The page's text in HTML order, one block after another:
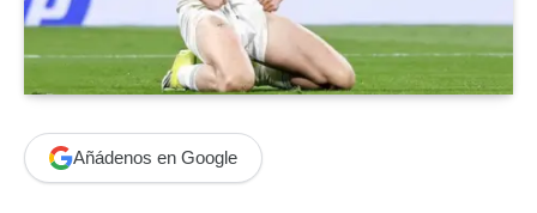
Añádenos en Google